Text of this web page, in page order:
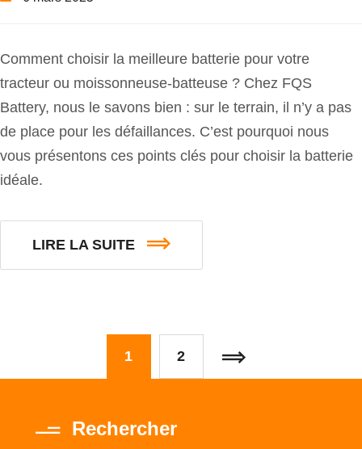
Comment choisir la meilleure batterie pour votre
tracteur ou moissonneuse-batteuse ? Chez FQS
Battery, nous le savons bien : sur le terrain, il n’y a pas
de place pour les défaillances. C’est pourquoi nous
vous présentons ces points clés pour choisir la batterie
idéale.
LIRE LA SUITE
1 2
Rechercher